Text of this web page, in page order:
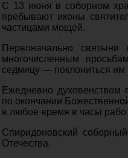
С 13 июня в соборном
пребывают иконы
частицами мощей.
Первоначально
многочисленным
седмицу — поклониться
Ежедневно духовенством
по окончании
в любое время в часы
Спиридоновский
Отечества.